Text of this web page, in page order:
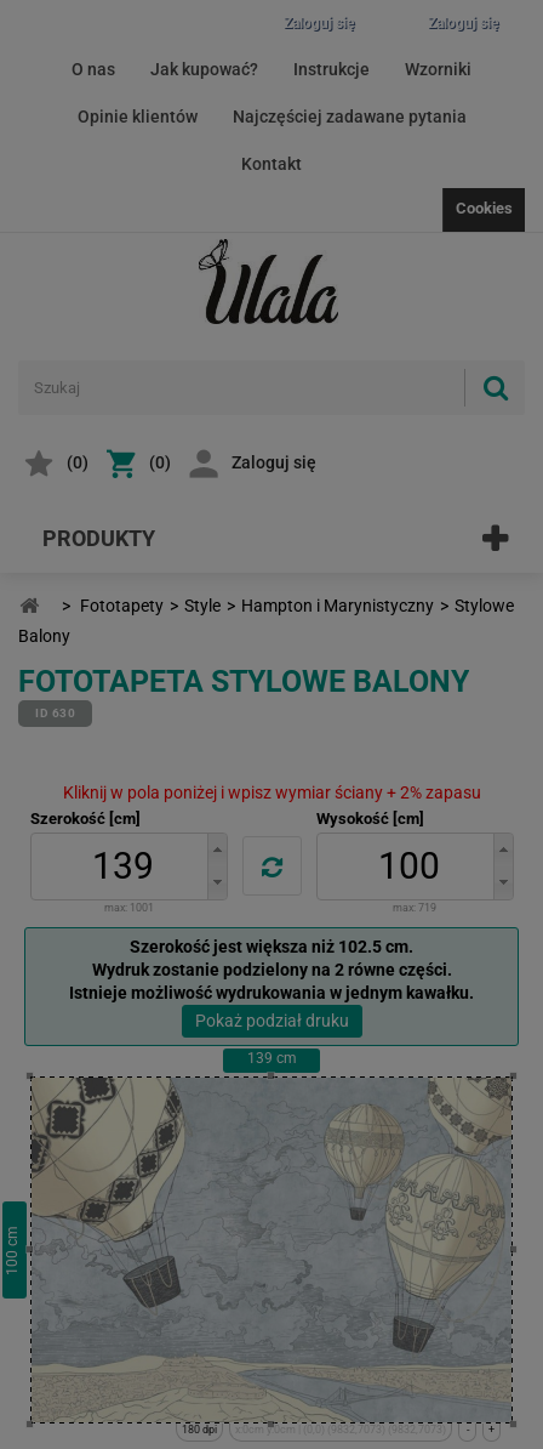
Zaloguj się
Zaloguj się
O nas Jak kupować? Instrukcje Wzorniki
Opinie klientów Najczęściej zadawane pytania
Kontakt
Cookies
(0) (0) Zaloguj się
PRODUKTY
> Fototapety > Style > Hampton i Marynistyczny > Stylowe
Balony
FOTOTAPETA STYLOWE BALONY
ID 630
Kliknij w pola poniżej i wpisz wymiar ściany + 2% zapasu
Szerokość [cm]
max: 1001
Wysokość [cm]
max: 719
Szerokość jest większa niż 102.5 cm.
Wydruk zostanie podzielony na 2 równe części.
Istnieje możliwość wydrukowania w jednym kawałku.
Pokaż podział druku
139 cm
100
cm
+
-
x:0cm y:0cm | (0,0) (9832,7073) (9832,7073)
180 dpi